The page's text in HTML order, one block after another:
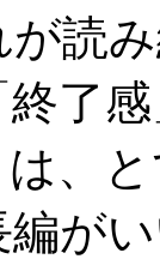
読
終了
は、
が